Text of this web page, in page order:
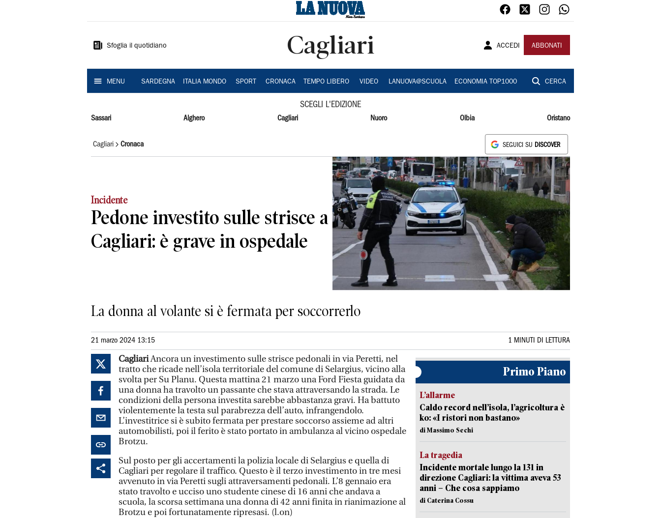
Sardegna
Sfoglia il quotidiano Cagliari ACCEDI ABBONATI
MENU SARDEGNA ITALIA MONDO SPORT CRONACA TEMPO LIBERO VIDEO LANUOVA@SCUOLA ECONOMIA TOP1000 CERCA
SCEGLI L'EDIZIONE
Sassari Alghero Cagliari Nuoro Olbia Oristano
Cagliari Cronaca SEGUICI SU DISCOVER
Incidente
Pedone investito sulle strisce a
Cagliari: è grave in ospedale
La donna al volante si è fermata per soccorrerlo
21 marzo 2024 13:15 1 MINUTI DI LETTURA
CagliariAncora un investimento sulle strisce pedonali in via Peretti, nel
tratto che ricade nell’isola territoriale del comune di Selargius, vicino alla
svolta per Su Planu. Questa mattina 21 marzo una Ford Fiesta guidata da
una donna ha travolto un passante che stava attraversando la strada. Le
condizioni della persona investita sarebbe abbastanza gravi. Ha battuto
violentemente la testa sul parabrezza dell’auto, infrangendolo.
L’investitrice si è subito fermata per prestare soccorso assieme ad altri
automobilisti, poi il ferito è stato portato in ambulanza al vicino ospedale
Brotzu.
Sul posto per gli accertamenti la polizia locale di Selargius e quella di
Cagliari per regolare il traffico. Questo è il terzo investimento in tre mesi
avvenuto in via Peretti sugli attraversamenti pedonali. L’8 gennaio era
stato travolto e ucciso uno studente cinese di 16 anni che andava a
scuola, la scorsa settimana una donna di 42 anni finita in rianimazione al
Brotzu e poi fortunatamente ripresasi. (l.on)
Primo Piano
L’allarme
Caldo record nell’isola, l’agricoltura è
ko: «I ristori non bastano»
di Massimo Sechi
La tragedia
Incidente mortale lungo la 131 in
direzione Cagliari: la vittima aveva 53
anni – Che cosa sappiamo
di Caterina Cossu